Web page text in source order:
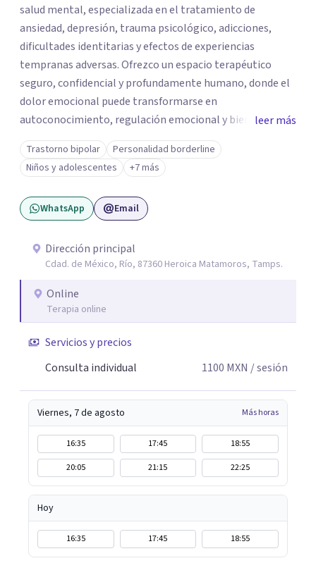
salud mental, especializada en el tratamiento de
ansiedad, depresión, trauma psicológico, adicciones,
dificultades identitarias y efectos de experiencias
tempranas adversas. Ofrezco un espacio terapéutico
seguro, confidencial y profundamente humano, donde el
dolor emocional puede transformarse en
autoconocimiento, regulación emocional y bienestar.
Trabajo desde un enfoque integrativo que combina
psicoanálisis, terapia somática y de trauma, psicología
corporal, Mentalization Based Therapy (MBT),
hipnoterapia y respiración neurodinámica, integrando
actualmente la Psicología Analítica Junguiana. Mi
ecopsicología y el trabajo simbólico con el inconsciente,
entendiendo que cada proceso terapéutico es único y
requiere una mirada personalizada.
leer más
Trastorno bipolar
Personalidad borderline
Niños y adolescentes
+7 más
WhatsApp Email
Dirección principal
Cdad. de México, Río, 87360 Heroica Matamoros, Tamps.
Online
Terapia online
Servicios y precios
Consulta individual
1100 MXN / sesión
Viernes, 7 de agosto Más horas
16:35 17:45
18:55
20:05
21:15 22:25
Hoy
16:35 17:45 18:55